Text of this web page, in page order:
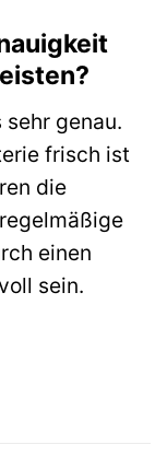
genau.
frisch ist
die
einen
sein.